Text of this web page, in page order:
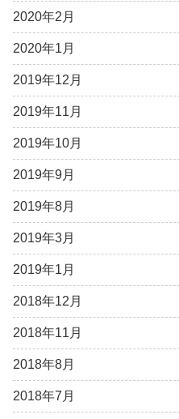
2020年2月
2020年1月
2019年12月
2019年11月
2019年10月
2019年9月
2019年8月
2019年3月
2019年1月
2018年12月
2018年11月
2018年8月
2018年7月